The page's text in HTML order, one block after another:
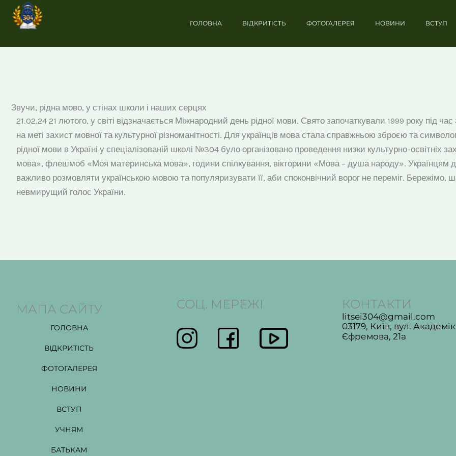
Перейти
ГОЛОВНА ВІДКРИТІСТЬ ФОТОГАЛЕРЕЯ НОВИНИ ВСТУП
Звучи, рідна мово, у стінах школи і наших серцях
21.02.24 21 лютого, у світі відзначається Міжнародний день рідної мови. Свято започаткували 1999 року під
на меті захист мовної та культурної різноманітності. Для українців мова стала справжньою зброєю та
рідної мови в Україні у спеціалізованій школі №304 було організовано проведення низки культурно-освітніх
мова», флешмоб «Моя материнська мова», години спілкування, вікторини «Мова – душа народу». Українцям
важливо розмовляти українською мовою та популяризувати її, аби споконвічний ворог не переміг.
невмирущий голос України.
МАПА САЙТУ
ГОЛОВНА
ВІДКРИТІСТЬ
ФОТОГАЛЕРЕЯ
НОВИНИ
ВСТУП
УЧНЯМ
БАТЬКАМ
СОЦ. МЕРЕЖІ КОНТАКТИ
litsei304@gmail.com
03179, Київ, вул.
Єфремова, 21а